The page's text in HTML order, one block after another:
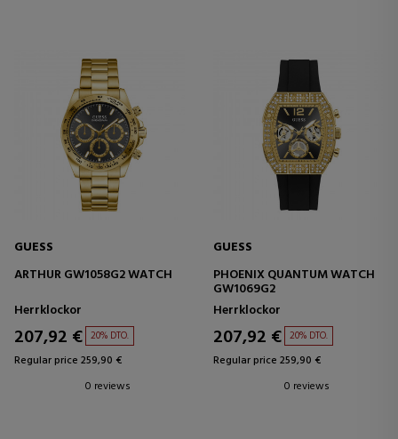
GUESS
ARTHUR GW1058G2 WATCH
Herrklockor
207,92 € 20% DTO.
Regular price 259,90 €
0 reviews
GUESS
PHOENIX QUANTUM WATCH
GW1069G2
Herrklockor
207,92 € 20% DTO.
Regular price 259,90 €
0 reviews